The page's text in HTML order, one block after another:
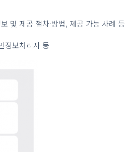
및 제공 절차·방법, 제공 가능 사례 등
정보처리자 등